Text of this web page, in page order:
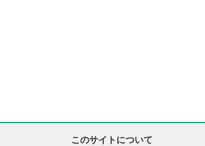
このサイトについて